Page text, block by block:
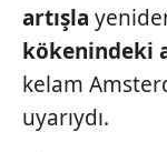
artışla
kökenindeki
kelam
uyarıydı.